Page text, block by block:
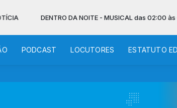
DENTRO DA NOITE - MUSICAL das 02:00 às 07:00 -
PODCAST LOCUTORES ESTATUTO